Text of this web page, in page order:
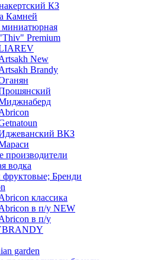
КЗ
Камней
миниатюрная
Premium
New
Brandy
ВКЗ
производители
водка
фруктовые; Бренди
классика
в п/у NEW
в п/у
garden